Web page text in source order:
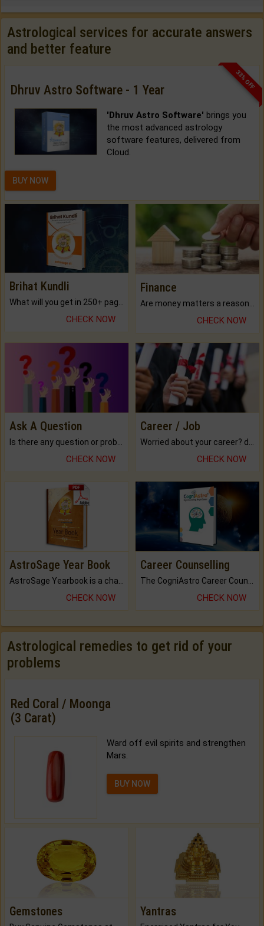
Astrological services for accurate answers
and better feature
33% OFF
Dhruv Astro Software - 1 Year
'Dhruv Astro Software' brings you
the most advanced astrology
software features, delivered from
Cloud.
BUY NOW
Brihat Kundli
CHECK NOW
Finance
CHECK NOW
Ask A Question
Is there any question or problem lingering.
CHECK NOW
Career / Job
Worried about your career? don't know what is.
CHECK NOW
AstroSage Year Book
AstroSage Yearbook is a channel to fulfill your dreams and destiny.
CHECK NOW
Career Counselling
The CogniAstro Career Counselling Report is the most comprehensive report available on this topic.
CHECK NOW
Astrological remedies to get rid of your
problems
Red Coral / Moonga
(3 Carat)
Ward off evil spirits and strengthen
Mars.
BUY NOW
Gemstones Yantras